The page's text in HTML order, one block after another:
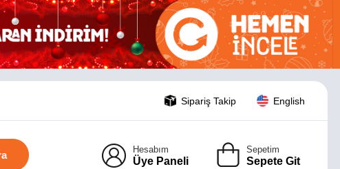
Sipariş Takip English
Hesabım
Üye Paneli
Sepetim
Sepete Git